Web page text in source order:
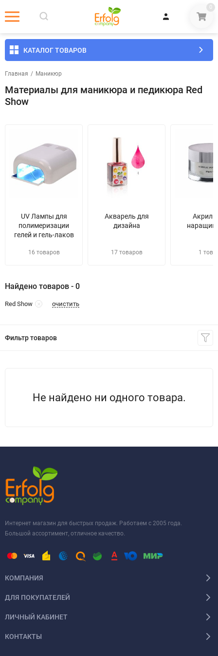
0
КАТАЛОГ ТОВАРОВ
Главная / Маникюр
Материалы для маникюра и педикюра Red
Show
UV Лампы для
полимеризации
гелей и гель-лаков
16 товаров
Акварель для
дизайна
17 товаров
Акрил
1
Найдено товаров - 0
Red Show очистить
Фильтр товаров
Не найдено ни одного товара.
Интернет магазин для быстрых продаж. Работаем с 2005 года.
Большой ассортимент, отличное качество.
КОМПАНИЯ
ДЛЯ ПОКУПАТЕЛЕЙ
ЛИЧНЫЙ КАБИНЕТ
КОНТАКТЫ